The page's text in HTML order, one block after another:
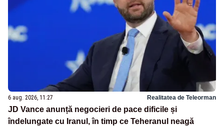
6 aug. 2026, 11:27 Realitatea de Teleorman
JD Vance anunță negocieri de pace dificile și
îndelungate cu Iranul, în timp ce Teheranul neagă